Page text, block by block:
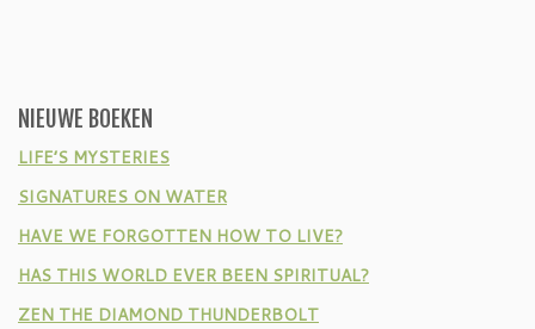
NIEUWE BOEKEN
LIFE’S MYSTERIES
SIGNATURES ON WATER
HAVE WE FORGOTTEN HOW TO LIVE?
HAS THIS WORLD EVER BEEN SPIRITUAL?
ZEN THE DIAMOND THUNDERBOLT